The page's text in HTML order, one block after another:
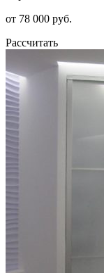
от 78 000 руб.
Рассчитать